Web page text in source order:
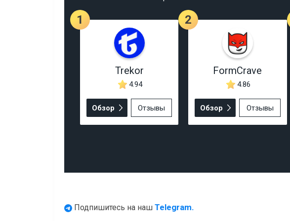
1
Trekor
4.94
Обзор Отзывы
2
FormCrave
4.86
Обзор Отзывы
Подпишитесь на наш Telegram.